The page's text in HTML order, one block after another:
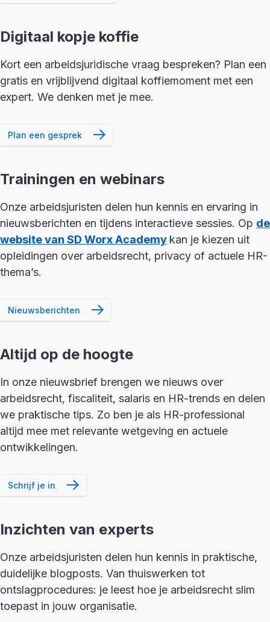
Digitaal kopje koffie
Kort een arbeidsjuridische vraag bespreken? Plan een
gratis en vrijblijvend digitaal koffiemoment met een
expert. We denken met je mee.
Plan een gesprek
Trainingen en webinars
Onze arbeidsjuristen delen hun kennis en ervaring in
nieuwsberichten en tijdens interactieve sessies. Op de
website van SD Worx Academy kan je kiezen uit
opleidingen over arbeidsrecht, privacy of actuele HR-
thema’s.
Nieuwsberichten
Altijd op de hoogte
In onze nieuwsbrief brengen we nieuws over
arbeidsrecht, fiscaliteit, salaris en HR-trends en delen
we praktische tips. Zo ben je als HR-professional
altijd mee met relevante wetgeving en actuele
ontwikkelingen.
Schrijf je in
Inzichten van experts
Onze arbeidsjuristen delen hun kennis in praktische,
duidelijke blogposts. Van thuiswerken tot
ontslagprocedures: je leest hoe je arbeidsrecht slim
toepast in jouw organisatie.